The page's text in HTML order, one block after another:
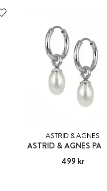
ASTRID & AGNES
ASTRID & AGNES
Pris:499 kr
499 kr